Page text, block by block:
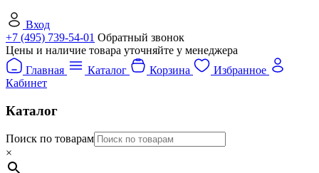
Вход
+7 (495) 739-54-01 Обратный звонок
Цены и наличие товара уточняйте у менеджера
Главная
Каталог Корзина
Избранное
Кабинет
Каталог
Поиск по товарам
×